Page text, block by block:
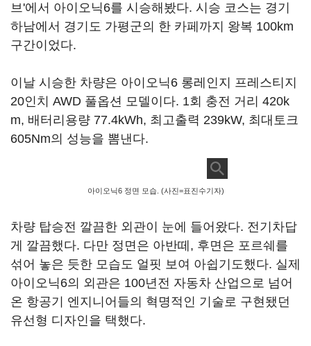
브'에서 아이오닉6를 시승해봤다. 시승 코스는 경기
하남에서 경기도 가평군의 한 카페까지 왕복 100km
구간이었다.
이날 시승한 차량은 아이오닉6 롱레인지 프레스티지
20인치 AWD 풀옵션 모델이다. 1회 충전 거리 420k
m, 배터리용량 77.4kWh, 최고출력 239kW, 최대토크
605Nm의 성능을 뽐낸다.
아이오닉6 정면 모습. (사진=표진수기자)
차량 탑승전 깔끔한 외관이 눈에 들어왔다. 전기차답
게 깔끔했다. 다만 정면은 아반떼, 후면은 포르쉐를
섞어 놓은 듯한 모습도 얼핏 보여 아쉽기도했다. 실제
아이오닉6의 외관은 100년전 자동차 산업으로 넘어
온 항공기 엔지니어들의 혁명적인 기술로 구현됐던
유선형 디자인을 택했다.